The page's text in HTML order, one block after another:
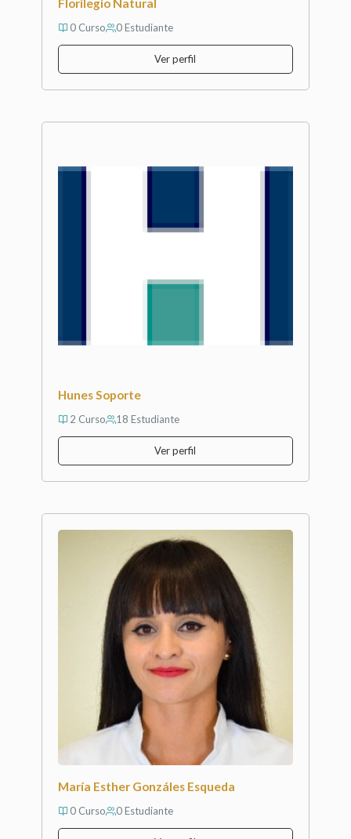
Florilegio Natural
0 Curso 0 Estudiante
Ver perfil
Hunes Soporte
2 Curso 18 Estudiante
Ver perfil
María Esther Gonzáles Esqueda
0 Curso 0 Estudiante